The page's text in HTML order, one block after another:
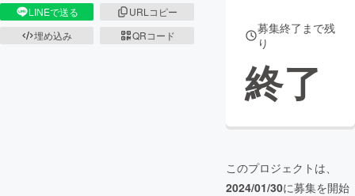
LINEで送る
URLコピー
埋め込み
QRコード
募集終了まで残
り
終了
このプロジェクトは、
2024/01/30に募集を開始